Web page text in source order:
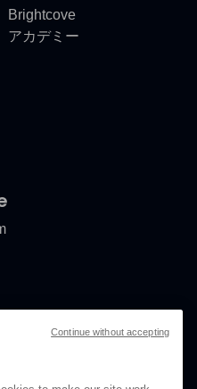
Brightcove
アカデミー
Continue without accepting